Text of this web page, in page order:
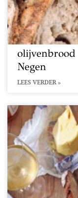
Negen
LEES VERDER »